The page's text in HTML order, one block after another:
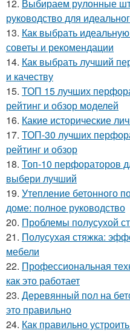
12. Выбираем рулонные
руководство для
13. Как выбрать
советы и рекомендации
14. Как выбрать лучший
и качеству
15. ТОП 15 лучших
рейтинг и обзор моделей
16. Какие исторические
17. ТОП-30 лучших
рейтинг и обзор
18. Топ-10 перфораторов
выбери лучший
19. Утепление бетонного
доме: полное руководство
20. Проблемы полусухой
21. Полусухая стяжка:
мебели
22. Профессиональная
как это работает
23. Деревянный пол на
это правильно
24. Как правильно